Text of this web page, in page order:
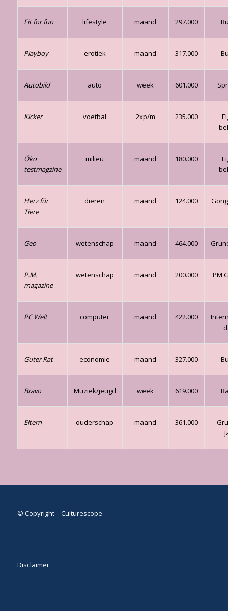
Fit for fun lifestyle maand 297.000
Playboy erotiek maand 317.000
Autobild auto week 601.000
Kicker voetbal 2xp/m 235.000
Öko
testmagzine
milieu maand 180.000
Herz für
Tiere
dieren maand 124.000
Geo wetenschap maand 464.000
P.M.
magazine
wetenschap maand 200.000 PM
PC Welt computer maand 422.000
Guter Rat economie maand 327.000
Bravo Muziek/jeugd week 619.000
Eltern ouderschap maand 361.000
© Copyright – Culturescope
Disclaimer